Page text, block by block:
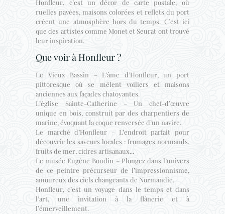
Honfleur, c’est un décor de carte postale, où
ruelles pavées, maisons colorées et reflets du port
créent une atmosphère hors du temps. C’est ici
que des artistes comme Monet et Seurat ont trouvé
leur inspiration.
Que voir à Honfleur ?
Le Vieux Bassin – L’âme d’Honfleur, un port
pittoresque où se mêlent voiliers et maisons
anciennes aux façades chatoyantes.
L’église Sainte-Catherine – Un chef-d’œuvre
unique en bois, construit par des charpentiers de
marine, évoquant la coque renversée d’un navire.
Le marché d’Honfleur – L’endroit parfait pour
découvrir les saveurs locales : fromages normands,
fruits de mer, cidres artisanaux...
Le musée Eugène Boudin – Plongez dans l’univers
de ce peintre précurseur de l’impressionnisme,
amoureux des ciels changeants de Normandie.
Honfleur, c’est un voyage dans le temps et dans
l’art, une invitation à la flânerie et à
l’émerveillement.